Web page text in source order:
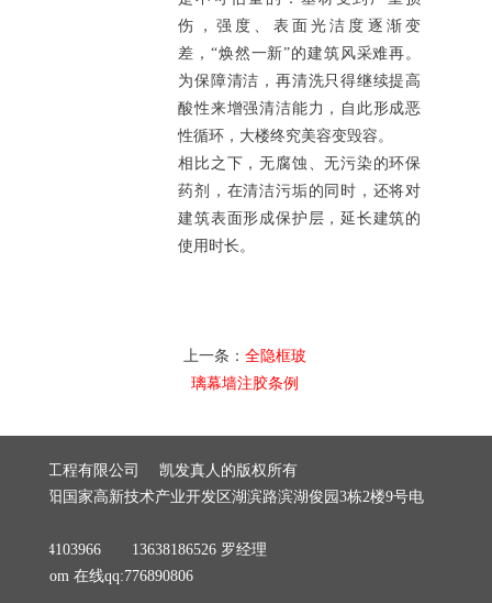
伤，强度、表面光洁度逐渐变
差，“焕然一新”的建筑风采难再。
为保障清洁，再清洗只得继续提高
酸性来增强清洁能力，自此形成恶
性循环，大楼终究美容变毁容。
相比之下，无腐蚀、无污染的环保
药剂，在清洁污垢的同时，还将对
建筑表面形成保护层，延长建筑的
使用时长。
上一条： 全隐框玻
璃幕墙注胶条例
筑装饰工程有限公司 凯发真人的版权所有
市贵阳国家高新技术产业开发区湖滨路滨湖俊园3栋2楼9号电
18184103966 13638186526 罗经理
在线qq:776890806